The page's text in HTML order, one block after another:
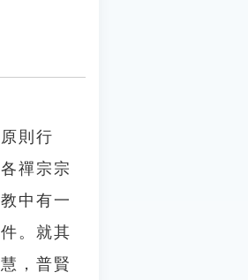
則行
禪宗宗
中有一
。就其
，普賢